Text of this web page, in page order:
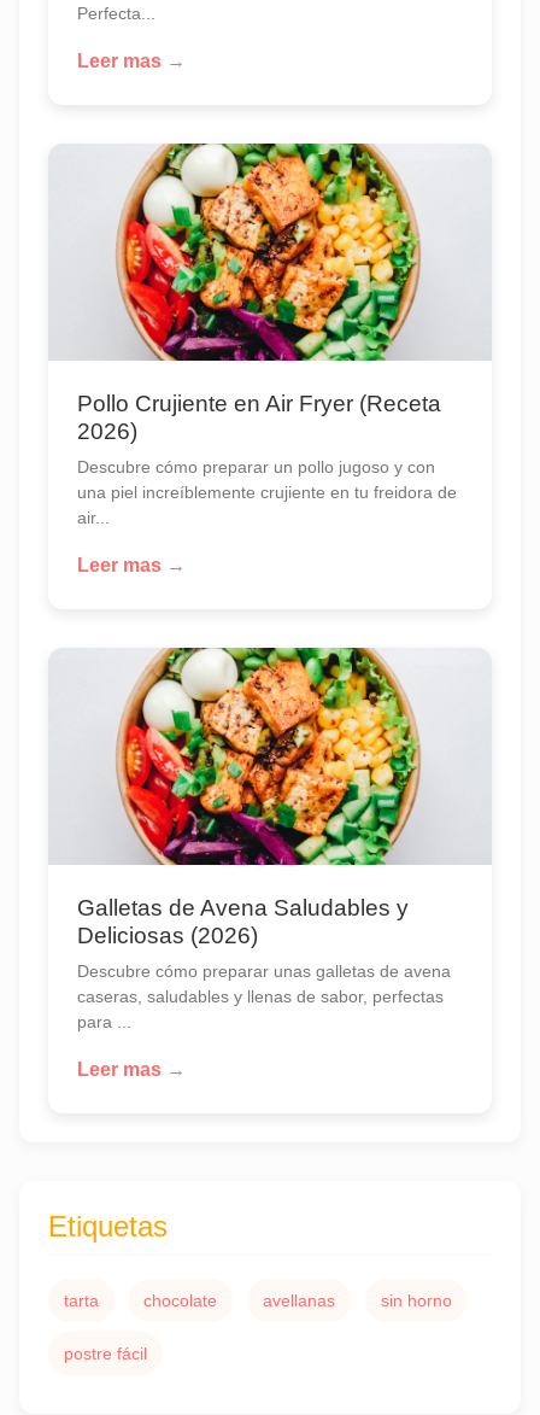
Perfecta...
Leer mas →
Pollo Crujiente en Air Fryer (Receta
2026)
Descubre cómo preparar un pollo jugoso y con
una piel increíblemente crujiente en tu freidora de
air...
Leer mas →
Galletas de Avena Saludables y
Deliciosas (2026)
Descubre cómo preparar unas galletas de avena
caseras, saludables y llenas de sabor, perfectas
para ...
Leer mas →
Etiquetas
tarta chocolate avellanas sin horno
postre fácil